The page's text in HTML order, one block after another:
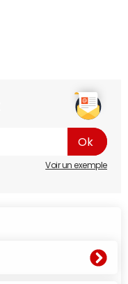
Voir un exemple